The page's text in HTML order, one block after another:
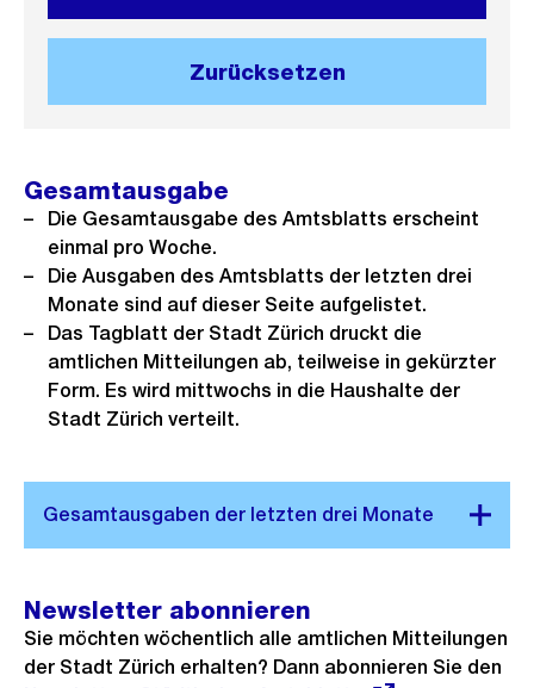
Zurücksetzen
Gesamtausgabe
Die Gesamtausgabe des Amtsblatts erscheint
einmal pro Woche.
Die Ausgaben des Amtsblatts der letzten drei
Monate sind auf dieser Seite aufgelistet.
Das Tagblatt der Stadt Zürich druckt die
amtlichen Mitteilungen ab, teilweise in gekürzter
Form. Es wird mittwochs in die Haushalte der
Stadt Zürich verteilt.
Newsletter abonnieren
Sie möchten wöchentlich alle amtlichen Mitteilungen
der Stadt Zürich erhalten? Dann abonnieren Sie den